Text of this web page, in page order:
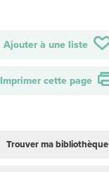
Ajouter à une liste
Imprimer cette page
Trouver ma bibliothèque